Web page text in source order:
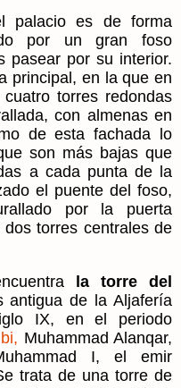
palacio es de forma
por un gran foso
pasear por su interior.
principal, en la que en
torres redondas
con almenas en
de esta fachada lo
son más bajas que
a cada punta de la
el puente del foso,
por la puerta
torres centrales de
la torre del
antigua de la Aljafería
IX, en el periodo
Muhammad Alanqar,
I, el emir
trata de una torre de